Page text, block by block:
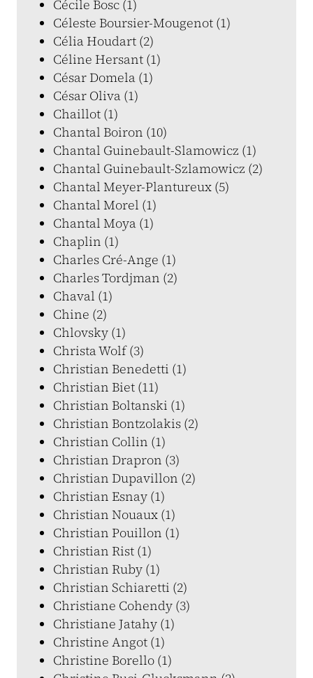
Cécile Bosc (1)
Céleste Boursier-Mougenot (1)
Célia Houdart (2)
Céline Hersant (1)
César Domela (1)
César Oliva (1)
Chaillot (1)
Chantal Boiron (10)
Chantal Guinebault-Slamowicz (1)
Chantal Guinebault-Szlamowicz (2)
Chantal Meyer-Plantureux (5)
Chantal Morel (1)
Chantal Moya (1)
Chaplin (1)
Charles Cré-Ange (1)
Charles Tordjman (2)
Chaval (1)
Chine (2)
Chlovsky (1)
Christa Wolf (3)
Christian Benedetti (1)
Christian Biet (11)
Christian Boltanski (1)
Christian Bontzolakis (2)
Christian Collin (1)
Christian Drapron (3)
Christian Dupavillon (2)
Christian Esnay (1)
Christian Nouaux (1)
Christian Pouillon (1)
Christian Rist (1)
Christian Ruby (1)
Christian Schiaretti (2)
Christiane Cohendy (3)
Christiane Jatahy (1)
Christine Angot (1)
Christine Borello (1)